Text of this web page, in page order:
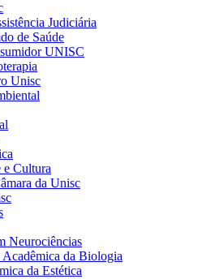
Judiciária
de Saúde
UNISC
Unisc
Cultura
da Unisc
Neurociências
da Biologia
da Estética